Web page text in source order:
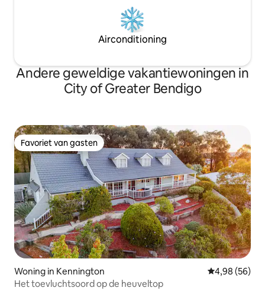
Airconditioning
Andere geweldige vakantiewoningen in
City of Greater Bendigo
Favoriet van gasten
Favoriet van gasten
Woning in Kennington Gemiddelde
4,98 (56)
Het toevluchtsoord op de heuveltop